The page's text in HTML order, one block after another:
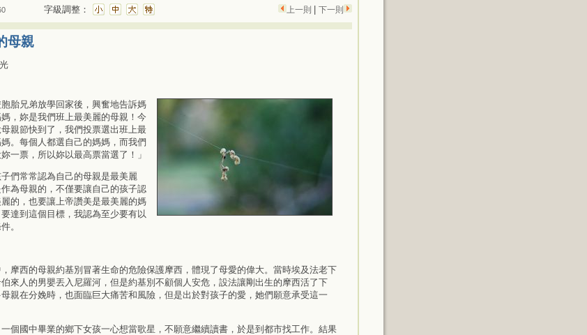
字級調整： 上一則 下一則
母親
胎兄弟放學回家後，興奮地告訴媽
，妳是我們班上最美麗的母親！今
親節快到了，我們投票選出班上最
。每個人都選自己的媽媽，而我們
一票，所以妳以最高票當選了！」
們常常認為自己的母親是最美麗
為母親的，不僅要讓自己的孩子認
的，也要讓上帝讚美是最美麗的媽
達到這個目標，我認為至少要有以
。
摩西的母親約基別冒著生命的危險保護摩西，體現了母愛的偉大。當時埃及法老下
來人的男嬰丟入尼羅河，但是約基別不顧個人安危，設法讓剛出生的摩西活了下
親在分娩時，也面臨巨大痛苦和風險，但是出於對孩子的愛，她們願意承受這一
個國中畢業的鄉下女孩一心想當歌星，不願意繼續讀書，於是到都市找工作。結果